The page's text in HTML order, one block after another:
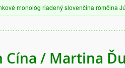
monológ riadenýslovenčina rómčina
Cína / Martina